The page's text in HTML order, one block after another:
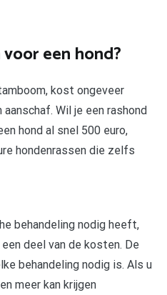
een hond?
kost ongeveer
Wil je een rashond
hond al snel 500 euro,
hondenrassen die zelfs
behandeling nodig heeft,
deel van de kosten. De
behandeling nodig is. Als u
meer kan krijgen